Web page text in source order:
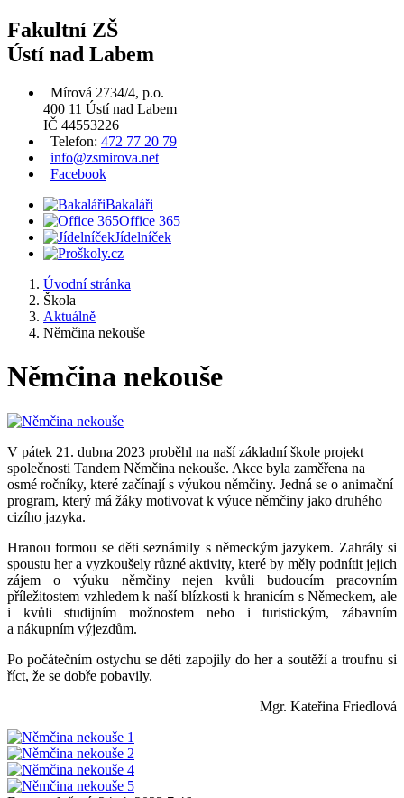
Fakultní ZŠ
Ústí nad Labem
Mírová 2734/4, p.o.
400 11 Ústí nad Labem
IČ 44553226
Telefon: 472 77 20 79
info@zsmirova.net
Facebook
Bakaláři
Office 365
Jídelníček
Úvodní stránka
Škola
Aktuálně
Němčina nekouše
Němčina nekouše
V pátek 21. dubna 2023 proběhl na naší základní škole projekt
společnosti Tandem Němčina nekouše. Akce byla zaměřena na
osmé ročníky, které začínají s výukou němčiny. Jedná se o animační
program, který má žáky motivovat k výuce němčiny jako druhého
cizího jazyka.
Hranou formou se děti seznámily s německým jazykem. Zahrály si
spoustu her a vyzkoušely různé aktivity, které by měly podnítit jejich
zájem o výuku němčiny nejen kvůli budoucím pracovním
příležitostem vzhledem k naší blízkosti k hranicím s Německem, ale
i kvůli studijním možnostem nebo i turistickým, zábavním
a nákupním výjezdům.
Po počátečním ostychu se děti zapojily do her a soutěží a troufnu si
říct, že se dobře pobavily.
Mgr. Kateřina Friedlová